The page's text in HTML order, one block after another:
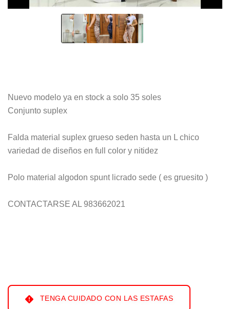
Nuevo modelo ya en stock a solo 35 soles
Conjunto suplex
Falda material suplex grueso seden hasta un L chico
variedad de diseños en full color y nitidez
Polo material algodon spunt licrado sede ( es gruesito )
CONTACTARSE AL 983662021
TENGA CUIDADO CON LAS ESTAFAS